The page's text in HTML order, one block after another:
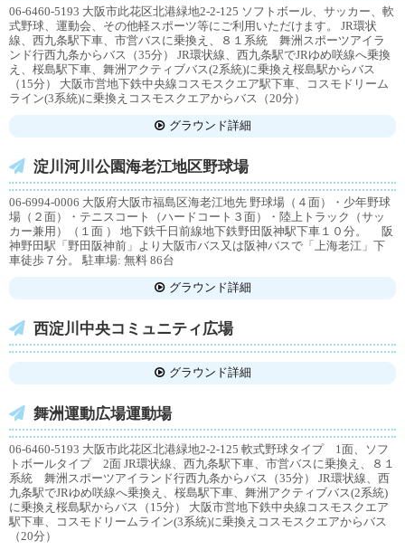
06-6460-5193 大阪市此花区北港緑地2-2-125 ソフトボール、サッカー、軟
式野球、運動会、その他軽スポーツ等にご利用いただけます。 JR環状
線、西九条駅下車、市営バスに乗換え、８１系統 舞洲スポーツアイラ
ンド行西九条からバス（35分） JR環状線、西九条駅でJRゆめ咲線へ乗換
え、桜島駅下車、舞洲アクティブバス(2系統)に乗換え桜島駅からバス
（15分） 大阪市営地下鉄中央線コスモスクエア駅下車、コスモドリーム
ライン(3系統)に乗換えコスモスクエアからバス（20分）
グラウンド詳細
淀川河川公園海老江地区野球場
06-6994-0006 大阪府大阪市福島区海老江地先 野球場（４面）・少年野球
場（２面）・テニスコート（ハードコート３面）・陸上トラック（サッ
カー兼用）（１面 ） 地下鉄千日前線地下鉄野田阪神駅下車１０分。 阪
神野田駅「野田阪神前」より大阪市バス又は阪神バスで「上海老江」下
車徒歩７分。 駐車場: 無料 86台
グラウンド詳細
西淀川中央コミュニティ広場
グラウンド詳細
舞洲運動広場運動場
06-6460-5193 大阪市此花区北港緑地2-2-125 軟式野球タイプ 1面、ソフ
トボールタイプ 2面 JR環状線、西九条駅下車、市営バスに乗換え、８１
系統 舞洲スポーツアイランド行西九条からバス（35分） JR環状線、西
九条駅でJRゆめ咲線へ乗換え、桜島駅下車、舞洲アクティブバス(2系統)
に乗換え桜島駅からバス（15分） 大阪市営地下鉄中央線コスモスクエア
駅下車、コスモドリームライン(3系統)に乗換えコスモスクエアからバス
（20分）